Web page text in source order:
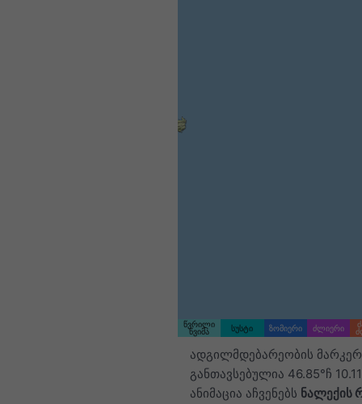
წვრილი
წვიმა
სუსტი ზომიერი ძლიერი
ადგილმდებარეობის
განთავსებულია 46.85°ჩ
ანიმაცია აჩვენებს ნალექის